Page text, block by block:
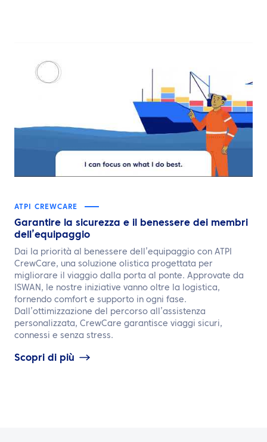
ATPI CREWCARE
Garantire la sicurezza e il benessere dei membri
dell’equipaggio
Dai la priorità al benessere dell’equipaggio con ATPI
CrewCare, una soluzione olistica progettata per
migliorare il viaggio dalla porta al ponte. Approvate da
ISWAN, le nostre iniziative vanno oltre la logistica,
fornendo comfort e supporto in ogni fase.
Dall’ottimizzazione del percorso all’assistenza
personalizzata, CrewCare garantisce viaggi sicuri,
connessi e senza stress.
Scopri di più